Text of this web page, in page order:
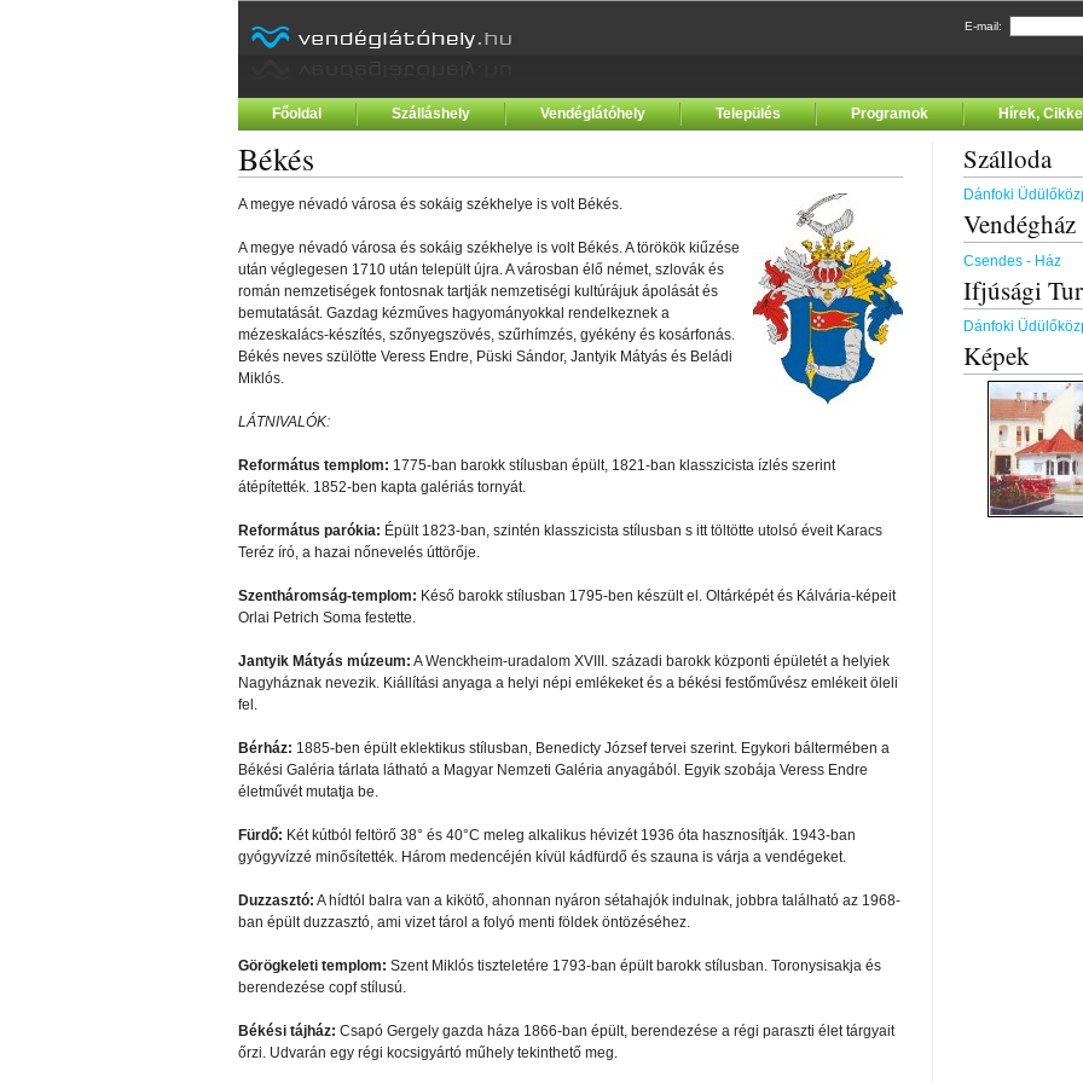
E-mail:
Főoldal Szálláshely Vendéglátóhely Település Programok Hírek,
Békés
A megye névadó városa és sokáig székhelye is volt Békés.
A megye névadó városa és sokáig székhelye is volt Békés. A törökök kiűzése
után véglegesen 1710 után települt újra. A városban élő német, szlovák és
román nemzetiségek fontosnak tartják nemzetiségi kultúrájuk ápolását és
bemutatását. Gazdag kézműves hagyományokkal rendelkeznek a
mézeskalács-készítés, szőnyegszövés, szűrhímzés, gyékény és kosárfonás.
Békés neves szülötte Veress Endre, Püski Sándor, Jantyik Mátyás és Beládi
Miklós.
LÁTNIVALÓK:
Református templom: 1775-ban barokk stílusban épült, 1821-ban klasszicista ízlés szerint
átépítették. 1852-ben kapta galériás tornyát.
Református parókia: Épült 1823-ban, szintén klasszicista stílusban s itt töltötte utolsó éveit Karacs
Teréz író, a hazai nőnevelés úttörője.
Szentháromság-templom: Késő barokk stílusban 1795-ben készült el. Oltárképét és Kálvária-képeit
Orlai Petrich Soma festette.
Jantyik Mátyás múzeum: A Wenckheim-uradalom XVIII. századi barokk központi épületét a helyiek
Nagyháznak nevezik. Kiállítási anyaga a helyi népi emlékeket és a békési festőművész emlékeit öleli
fel.
Bérház: 1885-ben épült eklektikus stílusban, Benedicty József tervei szerint. Egykori báltermében a
Békési Galéria tárlata látható a Magyar Nemzeti Galéria anyagából. Egyik szobája Veress Endre
életművét mutatja be.
Fürdő: Két kútból feltörő 38° és 40°C meleg alkalikus hévizét 1936 óta hasznosítják. 1943-ban
gyógyvízzé minősítették. Három medencéjén kívül kádfürdő és szauna is várja a vendégeket.
Duzzasztó: A hídtól balra van a kikötő, ahonnan nyáron sétahajók indulnak, jobbra található az 1968-
ban épült duzzasztó, ami vizet tárol a folyó menti földek öntözéséhez.
Görögkeleti templom: Szent Miklós tiszteletére 1793-ban épült barokk stílusban. Toronysisakja és
berendezése copf stílusú.
Békési tájház: Csapó Gergely gazda háza 1866-ban épült, berendezése a régi paraszti élet tárgyait
őrzi. Udvarán egy régi kocsigyártó műhely tekinthető meg.
Szálloda
Dánfoki
Vendégház
Csendes - Ház
Ifjúsági
Dánfoki
Képek